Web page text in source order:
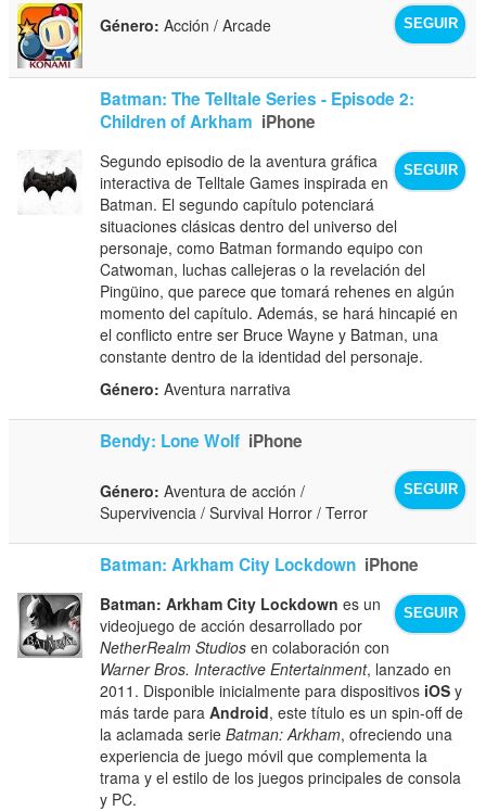
SEGUIR
Género: Acción / Arcade
Batman: The Telltale Series - Episode 2:
Children of Arkham iPhone
SEGUIR
Segundo episodio de la aventura gráfica
interactiva de Telltale Games inspirada en
Batman. El segundo capítulo potenciará
situaciones clásicas dentro del universo del
personaje, como Batman formando equipo con
Catwoman, luchas callejeras o la revelación del
Pingüino, que parece que tomará rehenes en algún
momento del capítulo. Además, se hará hincapié en
el conflicto entre ser Bruce Wayne y Batman, una
constante dentro de la identidad del personaje.
Género: Aventura narrativa
Bendy: Lone Wolf iPhone
SEGUIR
Género: Aventura de acción /
Supervivencia / Survival Horror / Terror
Batman: Arkham City Lockdown iPhone
SEGUIR
Batman: Arkham City Lockdown es un
videojuego de acción desarrollado por
NetherRealm Studios en colaboración con
Warner Bros. Interactive Entertainment, lanzado en
2011. Disponible inicialmente para dispositivos iOS y
más tarde paraAndroid, este título es un spin-off de
la aclamada serieBatman: Arkham, ofreciendo una
experiencia de juego móvil que complementa la
trama y el estilo de los juegos principales de consola
y PC.